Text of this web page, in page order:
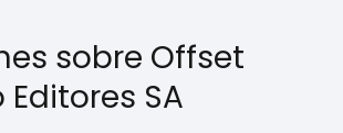
sobre Offset
SA